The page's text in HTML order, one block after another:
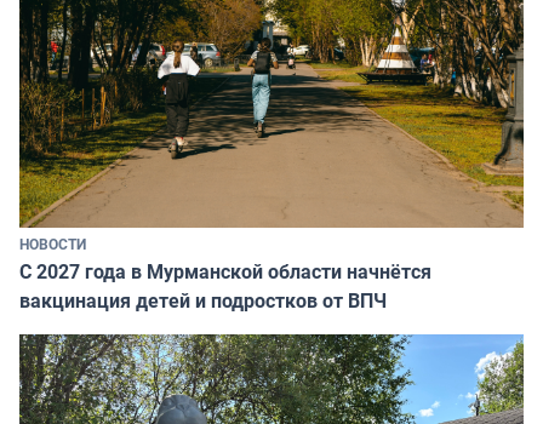
НОВОСТИ
С 2027 года в Мурманской области начнётся
вакцинация детей и подростков от ВПЧ